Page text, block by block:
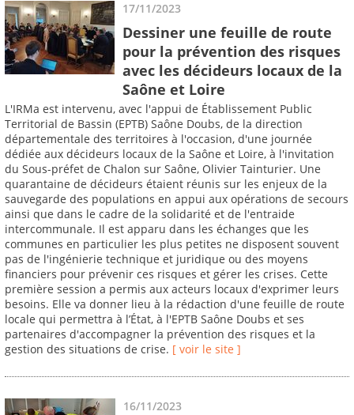
17/11/2023
Dessiner une feuille de route
pour la prévention des risques
avec les décideurs locaux de la
Saône et Loire
L'IRMa est intervenu, avec l'appui de Établissement Public
Territorial de Bassin (EPTB) Saône Doubs, de la direction
départementale des territoires à l'occasion, d'une journée
dédiée aux décideurs locaux de la Saône et Loire, à l'invitation
du Sous-préfet de Chalon sur Saône, Olivier Tainturier. Une
quarantaine de décideurs étaient réunis sur les enjeux de la
sauvegarde des populations en appui aux opérations de secours
ainsi que dans le cadre de la solidarité et de l'entraide
intercommunale. Il est apparu dans les échanges que les
communes en particulier les plus petites ne disposent souvent
pas de l'ingénierie technique et juridique ou des moyens
financiers pour prévenir ces risques et gérer les crises. Cette
première session a permis aux acteurs locaux d'exprimer leurs
besoins. Elle va donner lieu à la rédaction d'une feuille de route
locale qui permettra à l’État, à l'EPTB Saône Doubs et ses
partenaires d'accompagner la prévention des risques et la
gestion des situations de crise. [ voir le site ]
16/11/2023